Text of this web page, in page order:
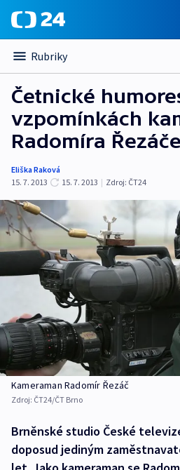
Rubriky
Četnické
vzpomínkách
Radomíra Řezáče
Eliška Raková
15. 7. 2013
15. 7. 2013 | Zdroj: ČT24
Kameraman Radomír Řezáč
Zdroj: ČT24/ČT Brno
Brněnské studio České
doposud jediným